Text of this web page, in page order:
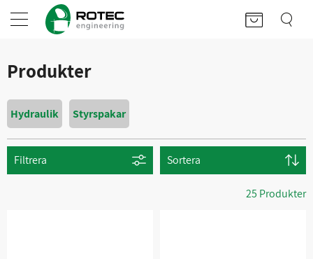
Produkter
Hydraulik Styrspakar
Filtrera Sortera
25 Produkter